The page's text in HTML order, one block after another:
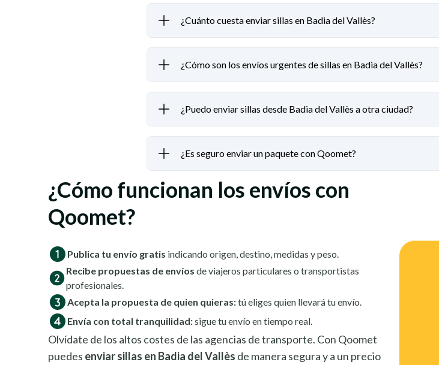
¿Cuánto cuesta enviar sillas en Badia del Vallès?
¿Cómo son los envíos urgentes de sillas en Badia del Vallès?
¿Puedo enviar sillas desde Badia del Vallès a otra ciudad?
¿Es seguro enviar un paquete con Qoomet?
¿Cómo funcionan los envíos con
Qoomet?
Publica tu envío gratis indicando origen, destino, medidas y peso.
Recibe propuestas de envíos de viajeros particulares o transportistas
profesionales.
Acepta la propuesta de quien quieras:tú eliges quien llevará tu envío.
Envía con total tranquilidad:sigue tu envío en tiempo real.
Olvídate de los altos costes de las agencias de transporte. Con Qoomet
puedes enviar sillas en Badia del Vallès de manera segura y a un precio